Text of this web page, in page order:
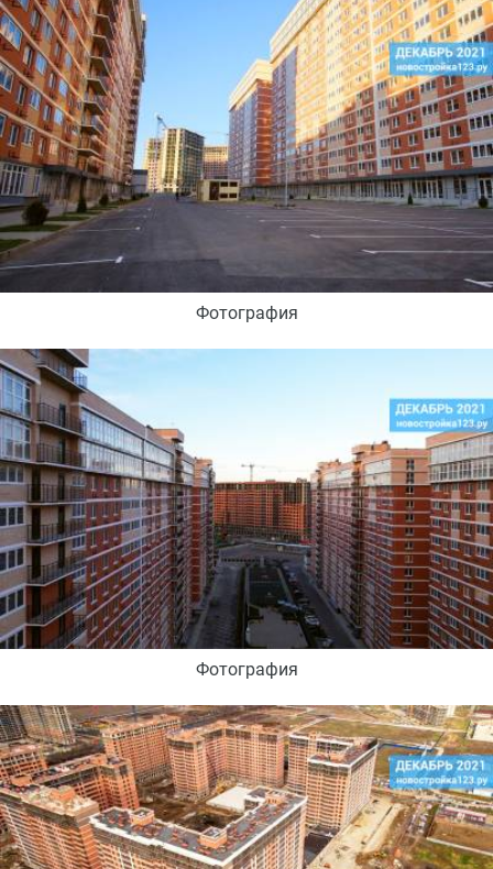
Фотография
Фотография